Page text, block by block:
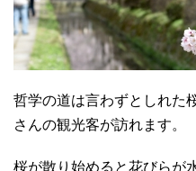
哲学の道は言わずとしれた
さんの観光客が訪れます。
桜が散り始めると花びらが